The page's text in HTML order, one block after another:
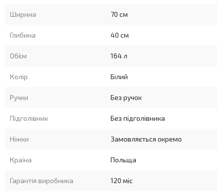
Ширина 70 см
Глибина 40 см
Об`єм 164 л
Колір Білий
Ручки Без ручок
Підголівник Без підголівника
Ніжки Замовляється окремо
Країна Польща
Гарантія виробника 120 міс